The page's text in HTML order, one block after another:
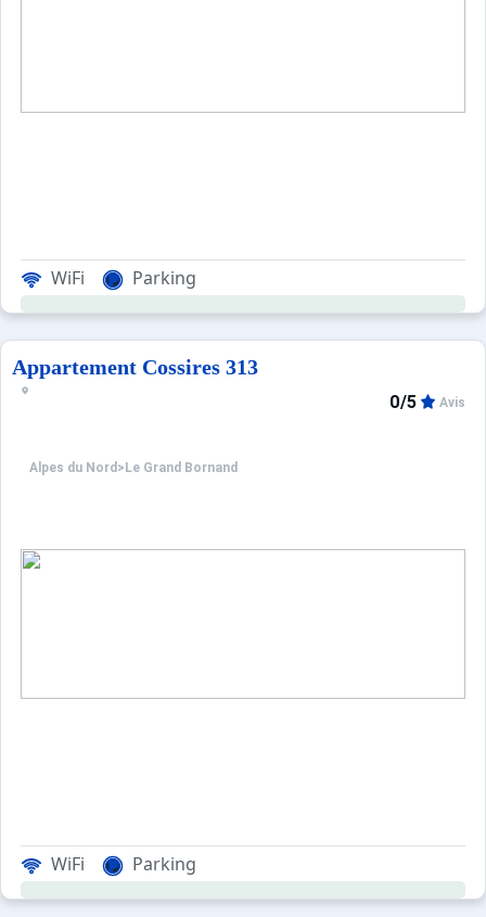
WiFi Parking
Appartement Cossires 313
Alpes du Nord > Le Grand Bornand
0/5 Avis
WiFi Parking